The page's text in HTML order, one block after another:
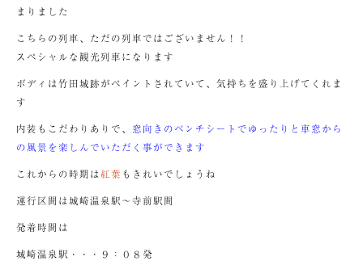
まりました
こちらの列車、ただの列車ではございません！！
スペシャルな観光列車になります
ボディは竹田城跡がペイントされていて、気持ちを盛り上げてくれま
す
内装もこだわりありで、 窓向きのベンチシートでゆったりと車窓から
の風景を楽しんでいただく事ができます
これからの時期は紅葉 もきれいでしょうね
運行区間は城崎温泉駅～寺前駅間
発着時間は
城崎温泉駅・・・９：０８発